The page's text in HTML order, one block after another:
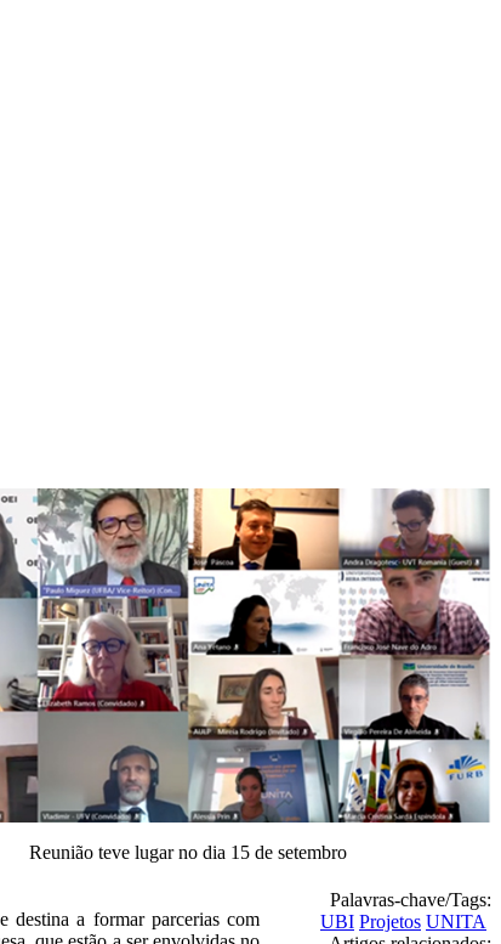
Reunião teve lugar no dia 15 de setembro
a formar parcerias com
Palavras-chave/Tags:
UBI Projetos UNITA